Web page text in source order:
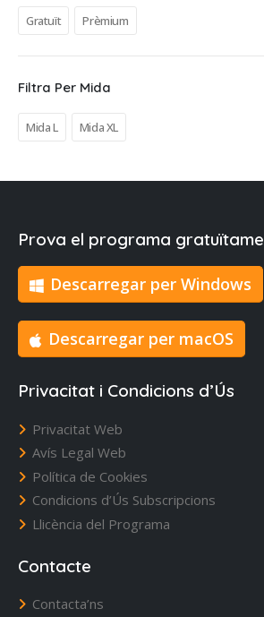
Gratuït Prèmium
Filtra Per Mida
Mida L Mida XL
Prova el programa
Descarregar per Windows
Descarregar per macOS
Privacitat i Condicions d’Ús
Privacitat Web
Avís Legal Web
Política de Cookies
Condicions d’Ús Subscripcions
Llicència del Programa
Contacte
Contacta’ns